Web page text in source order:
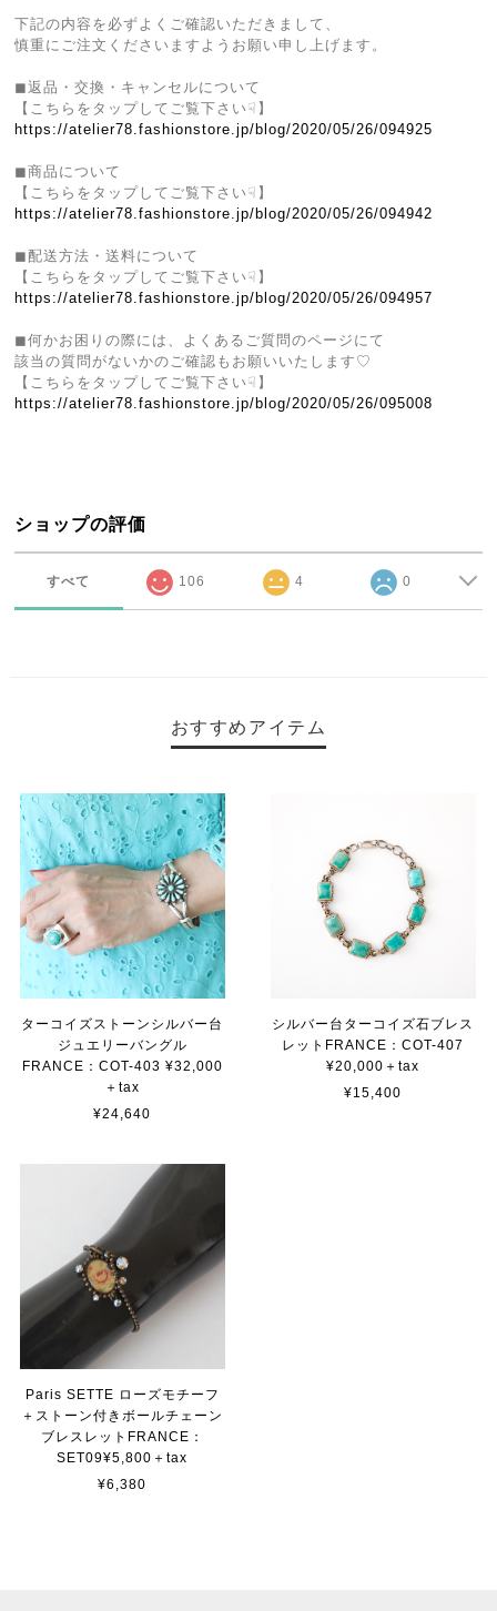
下記の内容を必ずよくご確認いただきまして、
慎重にご注文くださいますようお願い申し上げます。
◼︎返品・交換・キャンセルについて
【こちらをタップしてご覧下さい☟】
https://atelier78.fashionstore.jp/blog/2020/05/26/094925
◼︎商品について
【こちらをタップしてご覧下さい☟】
https://atelier78.fashionstore.jp/blog/2020/05/26/094942
◼︎配送方法・送料について
【こちらをタップしてご覧下さい☟】
https://atelier78.fashionstore.jp/blog/2020/05/26/094957
◼︎何かお困りの際には、よくあるご質問のページにて
該当の質問がないかのご確認もお願いいたします♡
【こちらをタップしてご覧下さい☟】
https://atelier78.fashionstore.jp/blog/2020/05/26/095008
ショップの評価
すべて 106 4 0
おすすめアイテム
ターコイズストーンシルバー台
ジュエリーバングル
FRANCE：COT-403 ¥32,000
＋tax
¥24,640
シルバー台ターコイズ石ブレス
レットFRANCE：COT-407
¥20,000＋tax
¥15,400
Paris SETTE ローズモチーフ
＋ストーン付きボールチェーン
ブレスレットFRANCE：
SET09¥5,800＋tax
¥6,380